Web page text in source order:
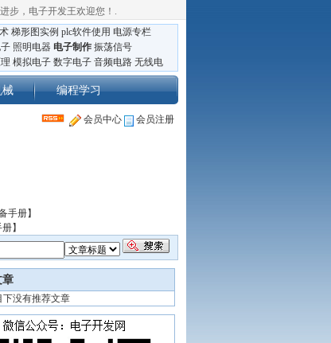
步，电子开发王欢迎您！ .
梯形图实例 plc软件使用 电源专栏
照明电器 电子制作 振荡信号
模拟电子 数字电子 音频电路 无线电
械 编程学习
会员中心 会员注册
手册】
】
章
下没有推荐文章